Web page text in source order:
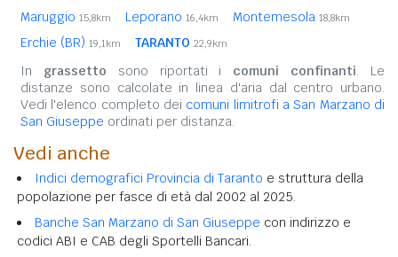
Maruggio 15,8km Leporano 16,4km Montemesola 18,8km
Erchie (BR) 19,1km TARANTO 22,9km
In grassetto sono riportati i comuni confinanti. Le
distanze sono calcolate in linea d'aria dal centro urbano.
Vedi l'elenco completo dei comuni limitrofi a San Marzano di
San Giuseppe ordinati per distanza.
Vedi anche
Indici demografici Provincia di Taranto e struttura della
popolazione per fasce di età dal 2002 al 2025.
Banche San Marzano di San Giuseppe con indirizzo e
codici ABI e CAB degli Sportelli Bancari.